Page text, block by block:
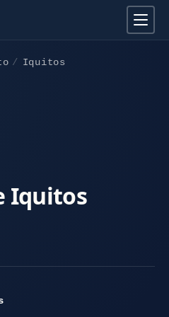
Iquitos
Iquitos